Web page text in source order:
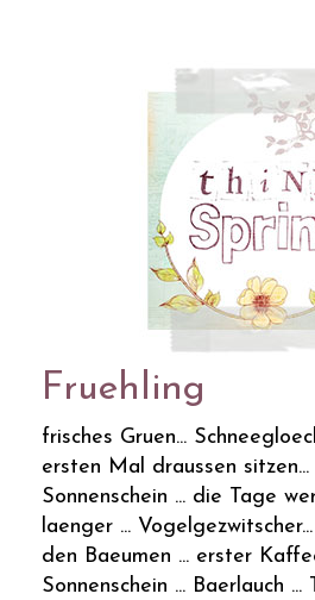
Fruehling
frisches Gruen...
ersten Mal draussen sitzen...
Sonnenschein ... die Tage
laenger ...
den Baeumen ... erster
Sonnenschein ... Baerlauch ...